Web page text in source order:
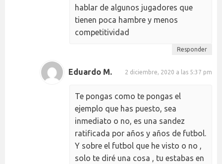
hablar de algunos jugadores que
tienen poca hambre y menos
competitividad
Responder
Eduardo M. 2 diciembre, 2020 a las 5:37 pm
Te pongas como te pongas el
ejemplo que has puesto, sea
inmediato o no, es una sandez
ratificada por años y años de futbol.
Y sobre el futbol que he visto o no ,
solo te diré una cosa , tu estabas en